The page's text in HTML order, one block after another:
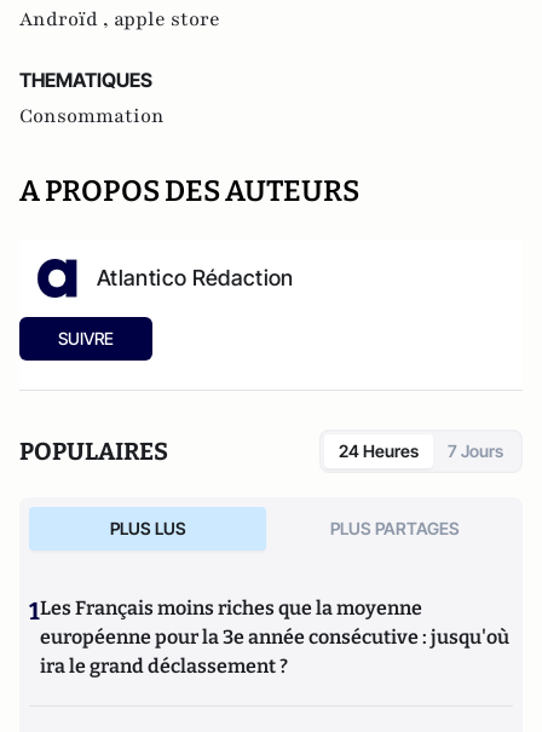
Androïd , apple store
THEMATIQUES
Consommation
A PROPOS DES AUTEURS
Atlantico Rédaction
SUIVRE
POPULAIRES 24 Heures 7 Jours
PLUS LUS PLUS PARTAGES
1Les Français moins riches que la moyenne
européenne pour la 3e année consécutive : jusqu'où
ira le grand déclassement ?